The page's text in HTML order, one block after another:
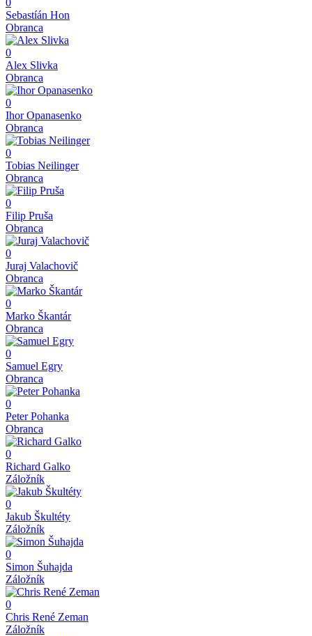
Sebastíán Hon
Obranca
0
Alex Slivka
Obranca
0
Ihor Opanasenko
Obranca
0
Tobias Neilinger
Obranca
0
Filip Pruša
Obranca
0
Juraj Valachovič
Obranca
0
Marko Škantár
Obranca
0
Samuel Egry
Obranca
0
Peter Pohanka
Obranca
0
Richard Galko
Záložník
0
Jakub Škultéty
Záložník
0
Simon Šuhajda
Záložník
0
Chris René Zeman
Záložník